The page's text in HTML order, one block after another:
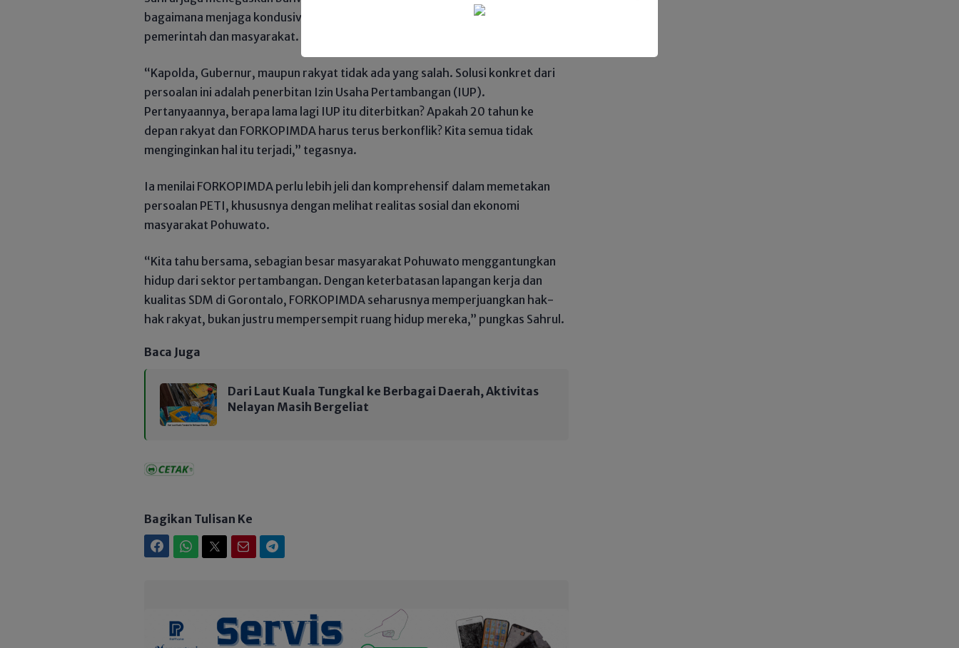
bagaimana menjaga kondusivitas daerah tanpa saling menyalahkan antara
pemerintah dan masyarakat.
“Kapolda, Gubernur, maupun rakyat tidak ada yang salah. Solusi konkret dari
persoalan ini adalah penerbitan Izin Usaha Pertambangan (IUP).
Pertanyaannya, berapa lama lagi IUP itu diterbitkan? Apakah 20 tahun ke
depan rakyat dan FORKOPIMDA harus terus berkonflik? Kita semua tidak
menginginkan hal itu terjadi,” tegasnya.
Ia menilai FORKOPIMDA perlu lebih jeli dan komprehensif dalam memetakan
persoalan PETI, khususnya dengan melihat realitas sosial dan ekonomi
masyarakat Pohuwato.
“Kita tahu bersama, sebagian besar masyarakat Pohuwato menggantungkan
hidup dari sektor pertambangan. Dengan keterbatasan lapangan kerja dan
kualitas SDM di Gorontalo, FORKOPIMDA seharusnya memperjuangkan hak-
hak rakyat, bukan justru mempersempit ruang hidup mereka,” pungkas Sahrul.
Baca Juga
Dari Laut Kuala Tungkal ke Berbagai Daerah, Aktivitas
Nelayan Masih Bergeliat
Bagikan Tulisan Ke